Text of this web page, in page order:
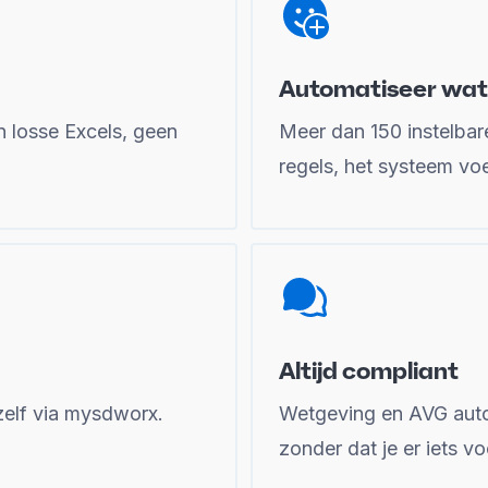
losse Excels, geen
Automatiseer
Meer dan 150
regels, het systeem
via mysdworx.
Altijd compliant
Wetgeving en AVG
zonder dat je er iets